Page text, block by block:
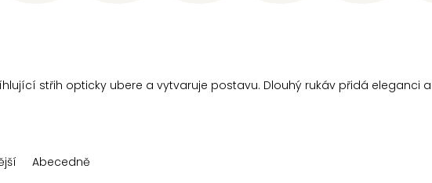
střih opticky ubere a vytvaruje postavu. Dlouhý rukáv přidá eleganci
Abecedně